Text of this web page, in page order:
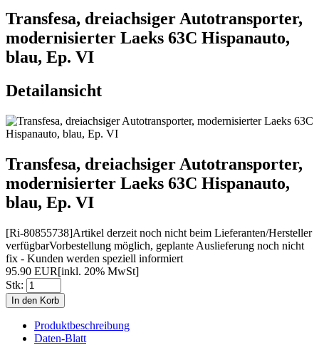
Transfesa, dreiachsiger Autotransporter,
modernisierter Laeks 63C Hispanauto,
blau, Ep. VI
Detailansicht
Transfesa, dreiachsiger Autotransporter,
modernisierter Laeks 63C Hispanauto,
blau, Ep. VI
[Ri-80855738]Artikel derzeit noch nicht beim Lieferanten/Hersteller
verfügbarVorbestellung möglich, geplante Auslieferung noch nicht
fix - Kunden werden speziell informiert
95.90 EUR[inkl. 20% MwSt]
Stk:
Produktbeschreibung
Daten-Blatt